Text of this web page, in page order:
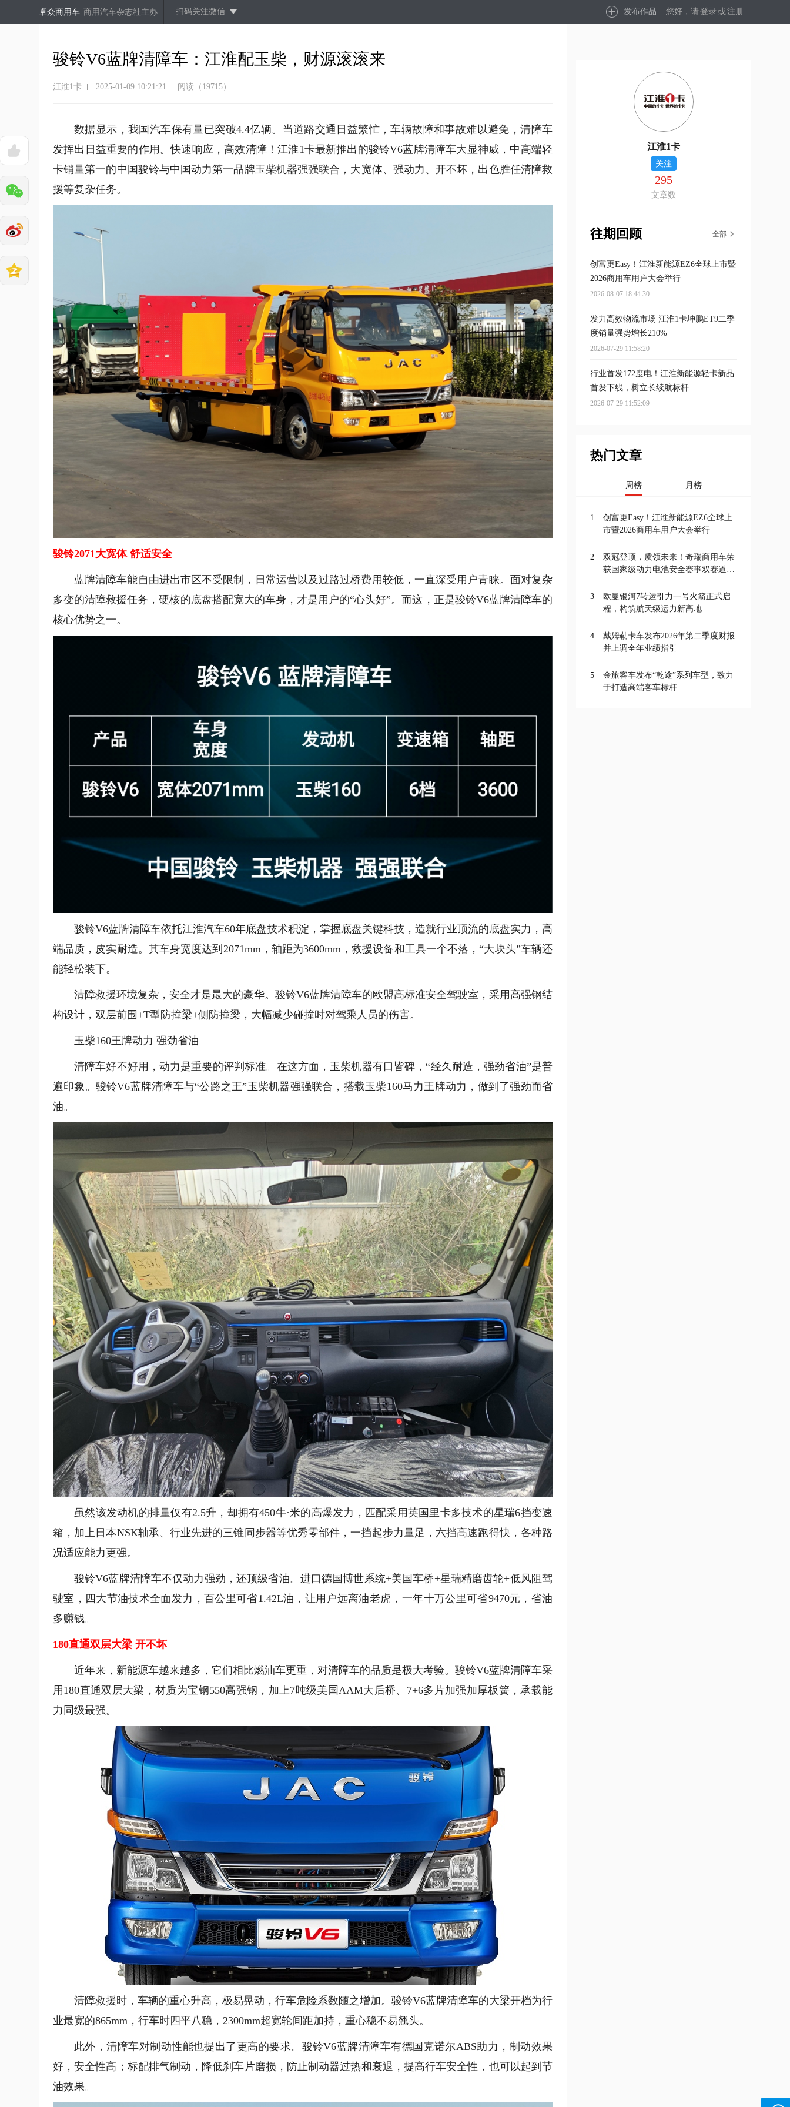
卓众商用车 商用汽车杂志社主办 扫码关注微信 发布作品 您好，请登录 或注册
骏铃V6蓝牌清障车：江淮配玉柴，财源滚滚来
江淮1卡 2025-01-09 10:21:21 阅读（19715）
数据显示，我国汽车保有量已突破4.4亿辆。当道路交通日益繁忙，车辆故障和事故难以避免，清障车
发挥出日益重要的作用。快速响应，高效清障！江淮1卡最新推出的骏铃V6蓝牌清障车大显神威，中高端轻
卡销量第一的中国骏铃与中国动力第一品牌玉柴机器强强联合，大宽体、强动力、开不坏，出色胜任清障救
援等复杂任务。
骏铃2071大宽体 舒适安全
蓝牌清障车能自由进出市区不受限制，日常运营以及过路过桥费用较低，一直深受用户青睐。面对复杂
多变的清障救援任务，硬核的底盘搭配宽大的车身，才是用户的“心头好”。而这，正是骏铃V6蓝牌清障车的
核心优势之一。
骏铃V6蓝牌清障车依托江淮汽车60年底盘技术积淀，掌握底盘关键科技，造就行业顶流的底盘实力，高
端品质，皮实耐造。其车身宽度达到2071mm，轴距为3600mm，救援设备和工具一个不落，“大块头”车辆还
能轻松装下。
清障救援环境复杂，安全才是最大的豪华。骏铃V6蓝牌清障车的欧盟高标准安全驾驶室，采用高强钢结
构设计，双层前围+T型防撞梁+侧防撞梁，大幅减少碰撞时对驾乘人员的伤害。
玉柴160王牌动力 强劲省油
清障车好不好用，动力是重要的评判标准。在这方面，玉柴机器有口皆碑，“经久耐造，强劲省油”是普
遍印象。骏铃V6蓝牌清障车与“公路之王”玉柴机器强强联合，搭载玉柴160马力王牌动力，做到了强劲而省
油。
虽然该发动机的排量仅有2.5升，却拥有450牛·米的高爆发力，匹配采用英国里卡多技术的星瑞6挡变速
箱，加上日本NSK轴承、行业先进的三锥同步器等优秀零部件，一挡起步力量足，六挡高速跑得快，各种路
况适应能力更强。
骏铃V6蓝牌清障车不仅动力强劲，还顶级省油。进口德国博世系统+美国车桥+星瑞精磨齿轮+低风阻驾
驶室，四大节油技术全面发力，百公里可省1.42L油，让用户远离油老虎，一年十万公里可省9470元，省油
多赚钱。
180直通双层大梁 开不坏
近年来，新能源车越来越多，它们相比燃油车更重，对清障车的品质是极大考验。骏铃V6蓝牌清障车采
用180直通双层大梁，材质为宝钢550高强钢，加上7吨级美国AAM大后桥、7+6多片加强加厚板簧，承载能
力同级最强。
清障救援时，车辆的重心升高，极易晃动，行车危险系数随之增加。骏铃V6蓝牌清障车的大梁开档为行
业最宽的865mm，行车时四平八稳，2300mm超宽轮间距加持，重心稳不易翘头。
此外，清障车对制动性能也提出了更高的要求。骏铃V6蓝牌清障车有德国克诺尔ABS助力，制动效果
好，安全性高；标配排气制动，降低刹车片磨损，防止制动器过热和衰退，提高行车安全性，也可以起到节
油效果。
江淮1卡
关注
295
文章数
往期回顾 全部
创富更Easy！江淮新能源EZ6全球上市暨
2026商用车用户大会举行
2026-08-07 18:44:30
发力高效物流市场 江淮1卡坤鹏ET9二季
度销量强势增长210%
2026-07-29 11:58:20
行业首发172度电！江淮新能源轻卡新品
首发下线，树立长续航标杆
2026-07-29 11:52:09
热门文章
周榜 月榜
1
创富更Easy！江淮新能源EZ6全球上
市暨2026商用车用户大会举行
2
双冠登顶，质领未来！奇瑞商用车荣
获国家级动力电池安全赛事双赛道一
3
欧曼银河7转运引力一号火箭正式启
程，构筑航天级运力新高地
4
戴姆勒卡车发布2026年第二季度财报
并上调全年业绩指引
5
金旅客车发布“乾途”系列车型，致力
于打造高端客车标杆